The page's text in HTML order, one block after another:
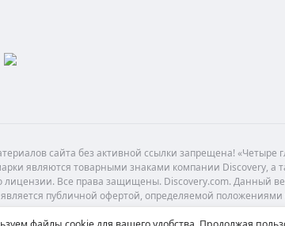
сайта без активной ссылки запрещена! «Четыре
являются товарными знаками компании Discovery,
лицензии. Все права защищены. Discovery.com. Данный
является публичной офертой, определяемой положениями